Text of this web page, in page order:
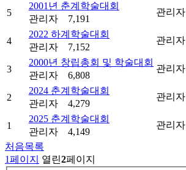
5
2001년 춘계학술대회
관리자
7,191
관리자
4
2022 하계학술대회
관리자
7,152
관리자
3
2000년 창립총회 및 학술대회
관리자
6,808
관리자
2
2024 춘계학술대회
관리자
4,279
관리자
1
2025 춘계학술대회
관리자
4,149
관리자
처음목록
1페이지 열린2페이지